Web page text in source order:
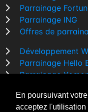
En poursuivant
acceptez
Parrainage
Parrainage ING
Offres de
Développement
Parrainage Hello
Parrainage
Comparatif